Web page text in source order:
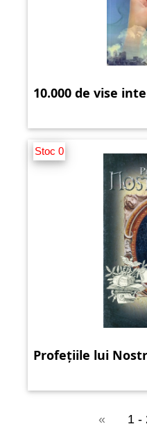
10.000 de vise
Stoc 0
Profețiile lui
« 1 -